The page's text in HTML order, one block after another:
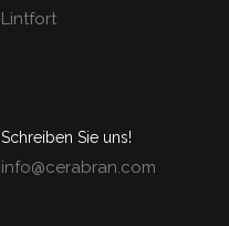
Lintfort
Schreiben Sie uns!
info@cerabran.com